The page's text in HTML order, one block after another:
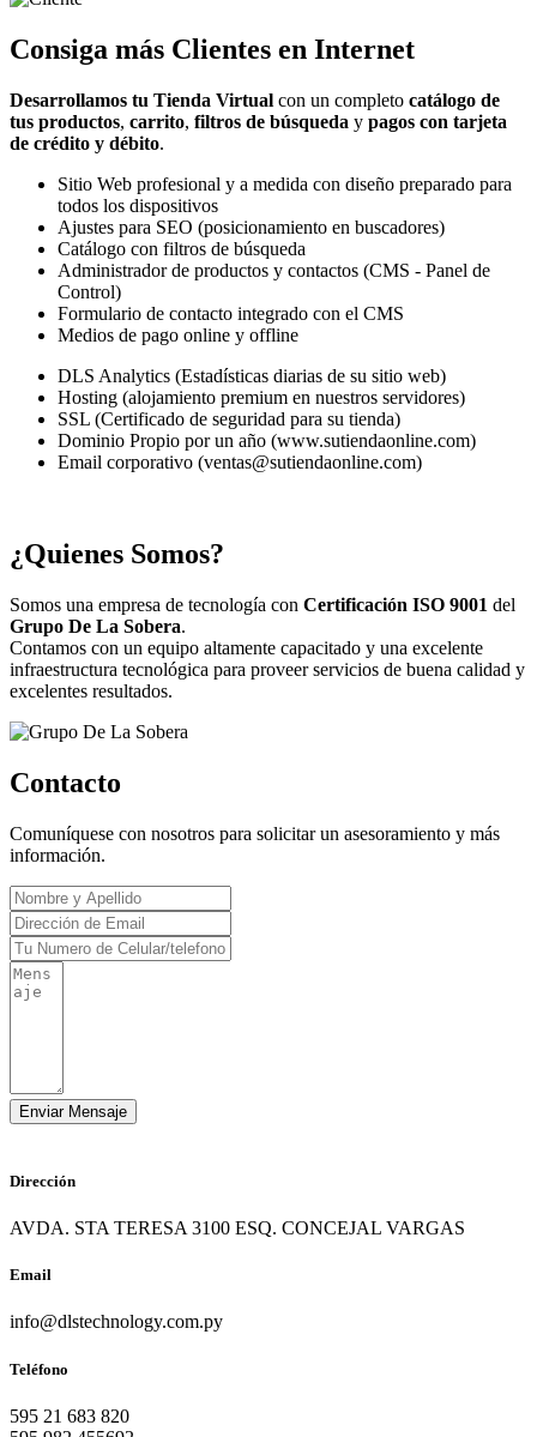
Consiga más Clientes en Internet
Desarrollamos tu Tienda Virtual con un completo catálogo de
tus productos, carrito, filtros de búsqueda y pagos con tarjeta
de crédito y débito.
Sitio Web profesional y a medida con diseño preparado para
todos los dispositivos
Ajustes para SEO (posicionamiento en buscadores)
Catálogo con filtros de búsqueda
Administrador de productos y contactos (CMS - Panel de
Control)
Formulario de contacto integrado con el CMS
Medios de pago online y offline
DLS Analytics (Estadísticas diarias de su sitio web)
Hosting (alojamiento premium en nuestros servidores)
SSL (Certificado de seguridad para su tienda)
Dominio Propio por un año (www.sutiendaonline.com)
Email corporativo (ventas@sutiendaonline.com)
¿Quienes Somos?
Somos una empresa de tecnología con Certificación ISO 9001 del
Grupo De La Sobera.
Contamos con un equipo altamente capacitado y una excelente
infraestructura tecnológica para proveer servicios de buena calidad y
excelentes resultados.
Contacto
Comuníquese con nosotros para solicitar un asesoramiento y más
información.
Dirección
AVDA. STA TERESA 3100 ESQ. CONCEJAL VARGAS
Email
info@dlstechnology.com.py
Teléfono
595 21 683 820